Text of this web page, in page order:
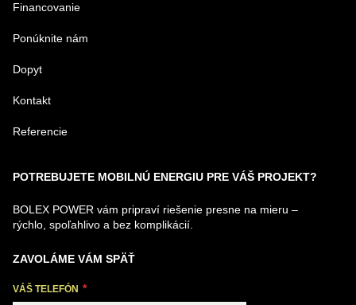
Financovanie
Ponúknite nám
Dopyt
Kontakt
Referencie
POTREBUJETE MOBILNÚ ENERGIU PRE VÁŠ PROJEKT?
BOLEX POWER vám pripraví riešenie presne na mieru –
rýchlo, spoľahlivo a bez komplikácií.
ZAVOLÁME VÁM SPÄŤ
VÁŠ TELEFÓN